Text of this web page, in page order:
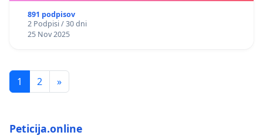
891 podpisov
2 Podpisi / 30 dni
25 Nov 2025
1 2 »
Peticija.online